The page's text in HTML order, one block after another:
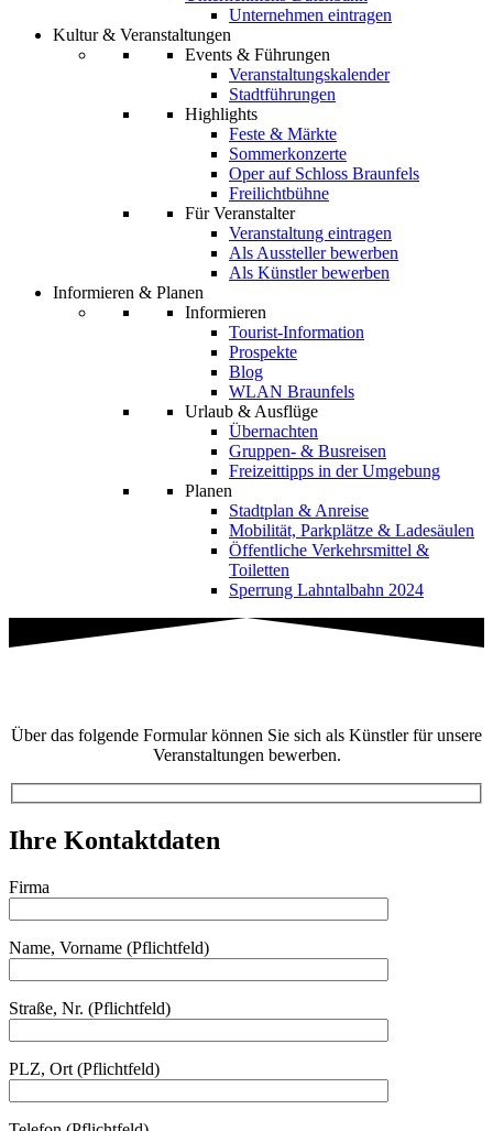
Unternehmen eintragen
Kultur & Veranstaltungen
Events & Führungen
Veranstaltungskalender
Stadtführungen
Highlights
Feste & Märkte
Sommerkonzerte
Oper auf Schloss Braunfels
Freilichtbühne
Für Veranstalter
Veranstaltung eintragen
Als Aussteller bewerben
Als Künstler bewerben
Informieren & Planen
Informieren
Tourist-Information
Prospekte
Blog
WLAN Braunfels
Urlaub & Ausflüge
Übernachten
Gruppen- & Busreisen
Freizeittipps in der Umgebung
Planen
Stadtplan & Anreise
Mobilität, Parkplätze & Ladesäulen
Öffentliche Verkehrsmittel &
Toiletten
Sperrung Lahntalbahn 2024
Über das folgende Formular können Sie sich als Künstler für unsere
Veranstaltungen bewerben.
Ihre Kontaktdaten
Firma
Name, Vorname (Pflichtfeld)
Straße, Nr. (Pflichtfeld)
PLZ, Ort (Pflichtfeld)